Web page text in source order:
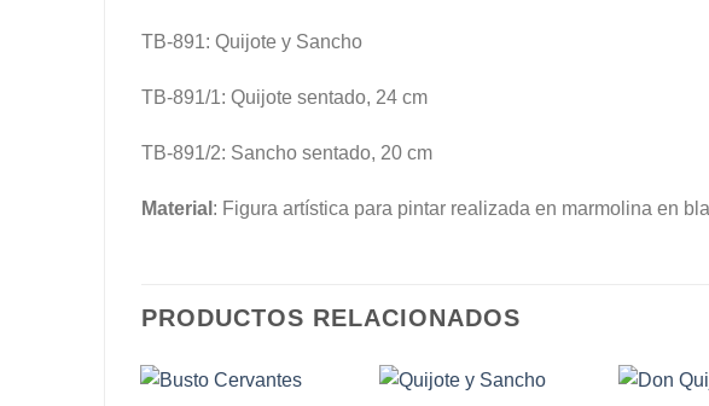
TB-891: Quijote y Sancho
TB-891/1: Quijote sentado, 24 cm
TB-891/2: Sancho sentado, 20 cm
Material : Figura artística para pintar realizada en marmolina en
PRODUCTOS RELACIONADOS